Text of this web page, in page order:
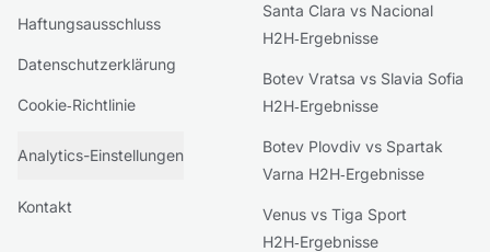
Haftungsausschluss
Datenschutzerklärung
Cookie‑Richtlinie
Analytics-Einstellungen
Kontakt
Santa Clara vs Nacional
H2H‑Ergebnisse
Botev Vratsa vs Slavia Sofia
H2H‑Ergebnisse
Botev Plovdiv vs Spartak
Varna H2H‑Ergebnisse
Venus vs Tiga Sport
H2H‑Ergebnisse